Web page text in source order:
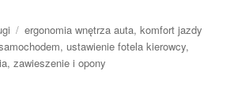
Tagi
ergonomia wnętrza auta,komfort jazdy
, ustawienie fotela kierowcy,
,zawieszenie i opony